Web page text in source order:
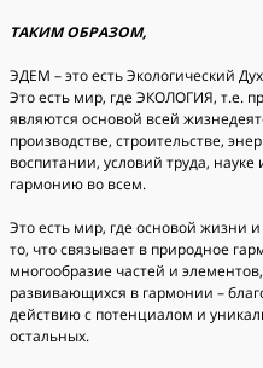
ТАКИМ ОБРАЗОМ,
ЭДЕМ – это есть Экологический
Это есть мир, где ЭКОЛОГИЯ, т.е.
являются основой всей
производстве, строительстве,
воспитании, условий труда,
гармонию во всем.
Это есть мир, где основой жизни
то, что связывает в природное
многообразие частей и
развивающихся в гармонии –
действию с потенциалом и
остальных.